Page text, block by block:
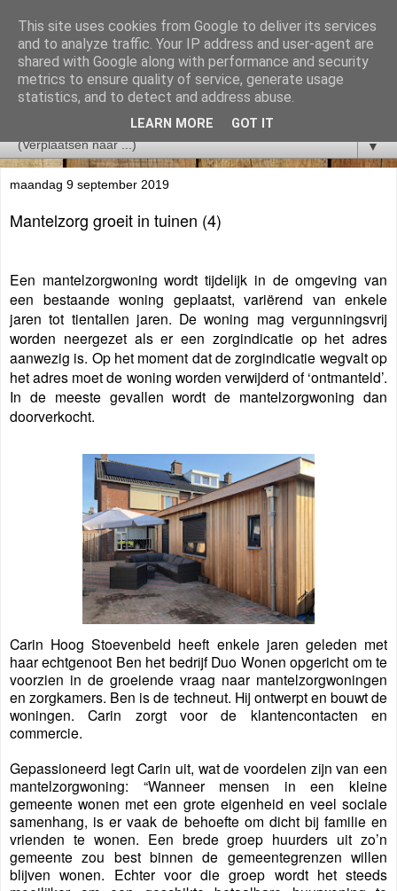
▼
maandag 9 september 2019
Mantelzorg groeit in tuinen (4)
Een mantelzorgwoning wordt tijdelijk in de omgeving van
een bestaande woning geplaatst, variërend van enkele
jaren tot tientallen jaren. De woning mag vergunningsvrij
worden neergezet als er een zorgindicatie op het adres
aanwezig is. Op het moment dat de zorgindicatie wegvalt op
het adres moet de woning worden verwijderd of ‘ontmanteld’.
In de meeste gevallen wordt de mantelzorgwoning dan
doorverkocht.
Carin Hoog Stoevenbeld heeft enkele jaren geleden met
haar echtgenoot Ben het bedrijf Duo Wonen opgericht om te
voorzien in de groeiende vraag naar mantelzorgwoningen
en zorgkamers. Ben is de techneut. Hij ontwerpt en bouwt de
woningen. Carin zorgt voor de klantencontacten en
commercie.
Gepassioneerd legt Carin uit, wat de voordelen zijn van een
mantelzorgwoning: “Wanneer mensen in een kleine
gemeente wonen met een grote eigenheid en veel sociale
samenhang, is er vaak de behoefte om dicht bij familie en
vrienden te wonen. Een brede groep huurders uit zo’n
gemeente zou best binnen de gemeentegrenzen willen
blijven wonen. Echter voor die groep wordt het steeds
This site uses cookies from Google to deliver its services
and to analyze traffic. Your IP address and user-agent are
shared with Google along with performance and security
metrics to ensure quality of service, generate usage
statistics, and to detect and address abuse.
LEARN MORE GOT IT